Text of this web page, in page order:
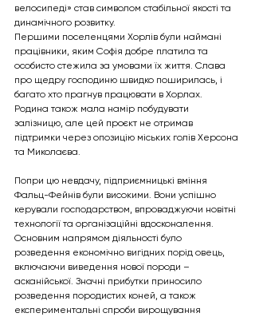
велосипеді» став символом стабільної якості та
динамічного розвитку.
Першими поселенцями Хорлів були наймані
працівники, яким Софія добре платила та
особисто стежила за умовами їх життя. Слава
про щедру господиню швидко поширилась, і
багато хто прагнув працювати в Хорлах.
Родина також мала намір побудувати
залізницю, але цей проєкт не отримав
підтримки через опозицію міських голів Херсона
та Миколаєва.
Попри цю невдачу, підприємницькі вміння
Фальц-Фейнів були високими. Вони успішно
керували господарством, впроваджуючи новітні
технології та організаційні вдосконалення.
Основним напрямом діяльності було
розведення економічно вигідних порід овець,
включаючи виведення нової породи –
асканійської. Значні прибутки приносило
розведення породистих коней, а також
експериментальні спроби вирощування